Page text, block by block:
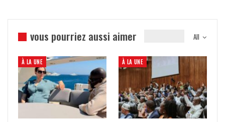
All
vous pourriez aussi aimer
À LA UNE À LA UNE